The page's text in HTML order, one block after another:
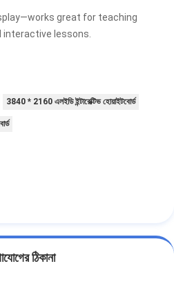
great for teaching
interactive lessons.
3840 * 2160 এলইডি ইন্টারেক্টিভ হোয়াইটবোর্ড
ঠিকানা